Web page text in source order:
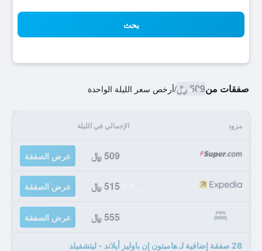
بحث
صفقات من509 ﷼ /أرخص سعر الليلة الواحدة
مزود الإجمالي في الليلة
509 ﷼ عرض الصفقة
515 ﷼ عرض الصفقة
555 ﷼ عرض الصفقة
28 صفقة إضافية لـ هامبتون إن باوليز أيلاند - ليتشفيلد